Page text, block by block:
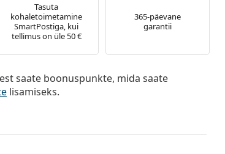
Tasuta
kohaletoimetamine
SmartPostiga, kui
tellimus on üle 50 €
365-päevane
garantii
saate boonuspunkte, mida saate
lisamiseks.